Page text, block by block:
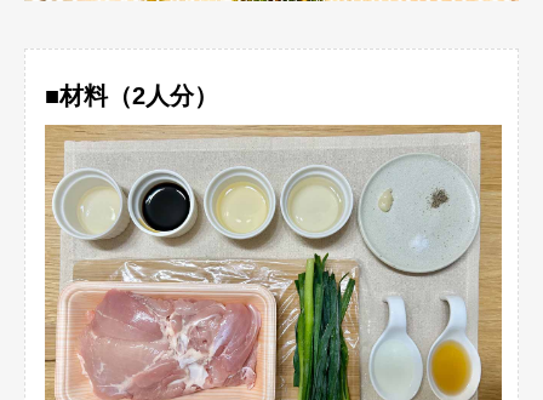
■材料（2人分）